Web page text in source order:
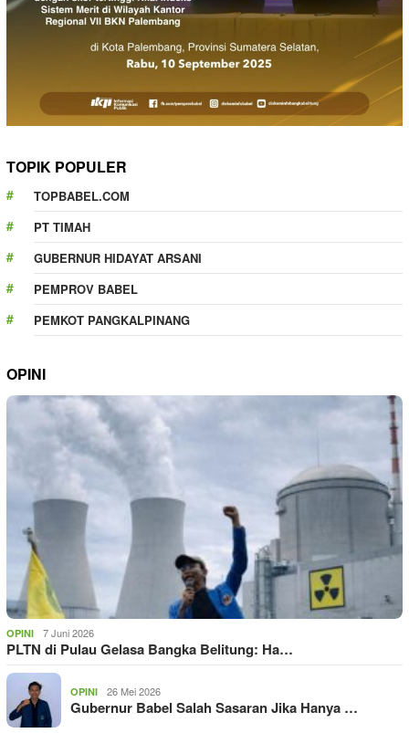
TOPIK POPULER
TOPBABEL.COM
PT TIMAH
GUBERNUR HIDAYAT ARSANI
PEMPROV BABEL
PEMKOT PANGKALPINANG
OPINI
OPINI 7 Juni 2026
PLTN di Pulau Gelasa Bangka Belitung: Ha…
OPINI 26 Mei 2026
Gubernur Babel Salah Sasaran Jika Hanya …